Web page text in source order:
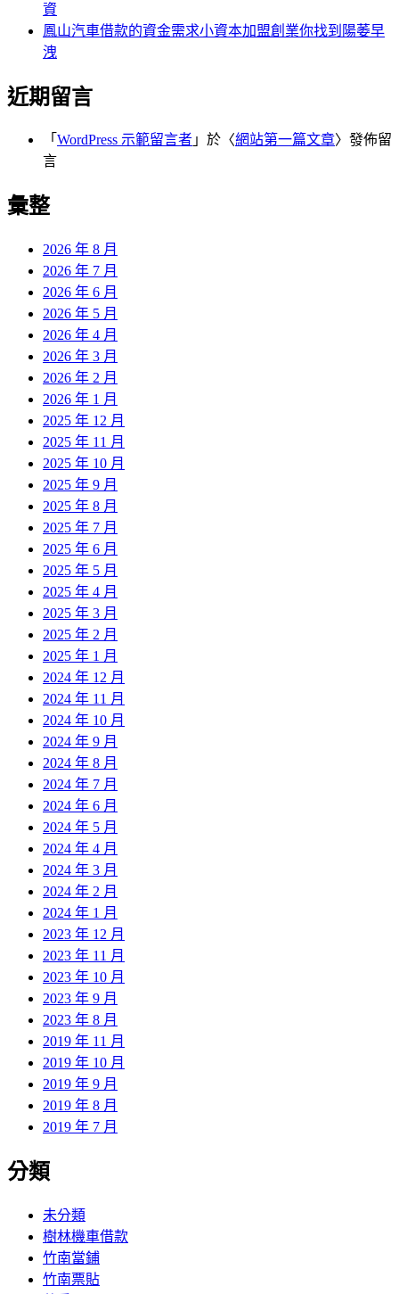
資
鳳山汽車借款的資金需求小資本加盟創業你找到陽萎早
洩
近期留言
「 WordPress 示範留言者 」於〈網站第一篇文章〉發佈留
言
彙整
2026 年 8 月
2026 年 7 月
2026 年 6 月
2026 年 5 月
2026 年 4 月
2026 年 3 月
2026 年 2 月
2026 年 1 月
2025 年 12 月
2025 年 11 月
2025 年 10 月
2025 年 9 月
2025 年 8 月
2025 年 7 月
2025 年 6 月
2025 年 5 月
2025 年 4 月
2025 年 3 月
2025 年 2 月
2025 年 1 月
2024 年 12 月
2024 年 11 月
2024 年 10 月
2024 年 9 月
2024 年 8 月
2024 年 7 月
2024 年 6 月
2024 年 5 月
2024 年 4 月
2024 年 3 月
2024 年 2 月
2024 年 1 月
2023 年 12 月
2023 年 11 月
2023 年 10 月
2023 年 9 月
2023 年 8 月
2019 年 11 月
2019 年 10 月
2019 年 9 月
2019 年 8 月
2019 年 7 月
分類
未分類
樹林機車借款
竹南當鋪
竹南票貼